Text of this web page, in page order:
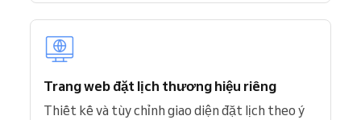
Trang web đặt lịch thương hiệu riêng
Thiết kế và tùy chỉnh giao diện đặt lịch theo ý